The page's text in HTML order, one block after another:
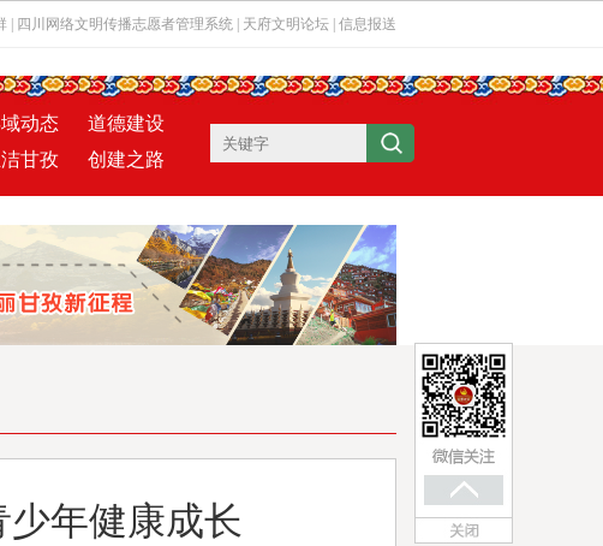
四川网络文明传播志愿者管理系统 天府文明论坛 信息报送
动态
道德建设
甘孜 创建之路
年健康成长